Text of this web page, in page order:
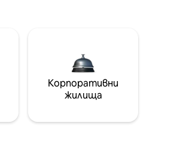
Корпоративни
жилища